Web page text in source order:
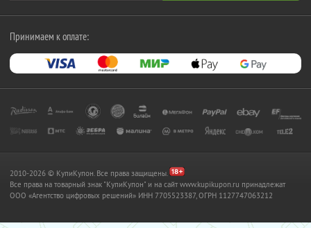
Принимаем к оплате:
2010-2026 © КупиКупон. Все права защищены.
Все права на товарный знак "КупиКупон" и на сайт www.kupikupon.ru принадлежат
OOO «Агентство цифровых решений» ИНН 7705523387, ОГРН 1127747063212